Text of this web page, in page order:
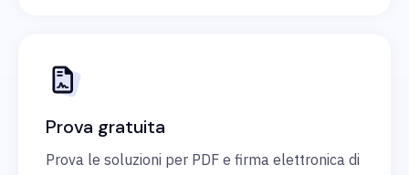
Prova gratuita
Prova le soluzioni per PDF e firma elettronica di